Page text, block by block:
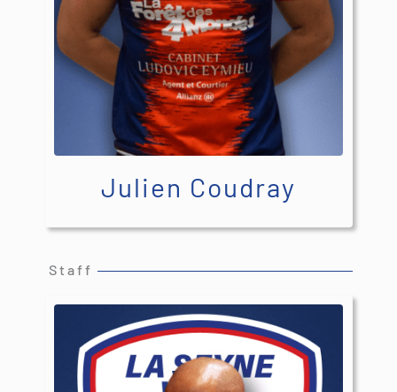
Julien Coudray
Staff